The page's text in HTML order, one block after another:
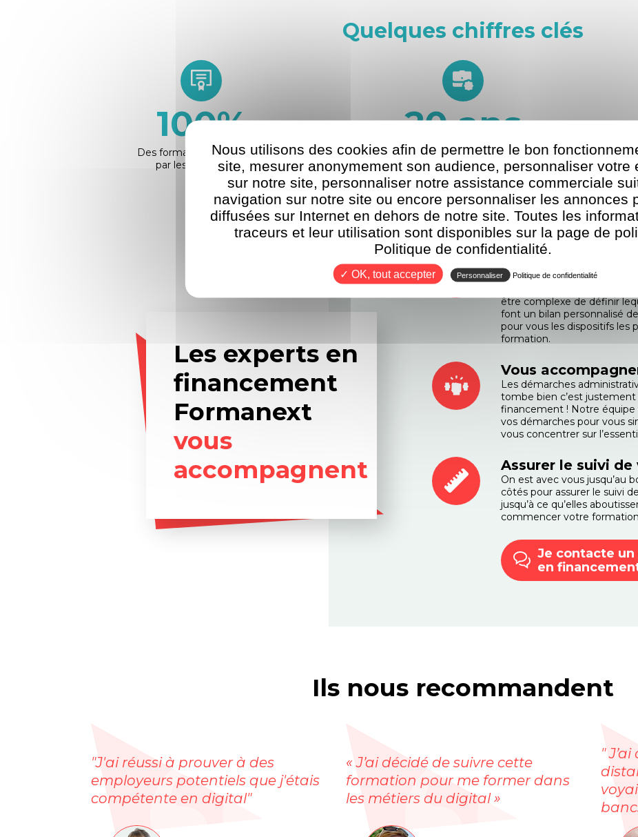
Quelques chiffres clés
100%
Des formations reconnues
par les employeurs
20ans
D’expérience dans la formation professionnelle
Les experts en
financement
Formanext
vous
accompagnent
Trouver le
votre situation
De nombreux leviers de
être complexe de définir
font un bilan personnalisé
pour vous les dispositifs les
formation.
Vous
Les démarches
tombe bien c’est
financement ! Notre équipe
vos démarches pour vous
vous concentrer sur
Assurer le suivi
On est avec vous jusqu’au
côtés pour assurer le suivi
jusqu’à ce qu’elles
commencer votre
Je contacte
en
Ils nous recommandent
"J'ai réussi à prouver à des
employeurs potentiels que j'étais
compétente en digital"
« J’ai décidé de suivre cette
formation pour me former dans
les métiers du digital »
"
Nous utilisons des cookies afin de permettre le bon
site, mesurer anonymement son audience, personnaliser votre
sur notre site, personnaliser notre assistance commerciale
navigation sur notre site ou encore personnaliser les annonces
diffusées sur Internet en dehors de notre site. Toutes les
traceurs et leur utilisation sont disponibles sur la page de
Politique de confidentialité.
✓ OK, tout accepter Personnaliser Politique de confidentialité